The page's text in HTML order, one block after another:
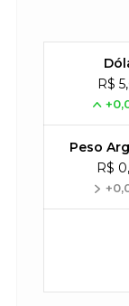
R$
Peso
R$